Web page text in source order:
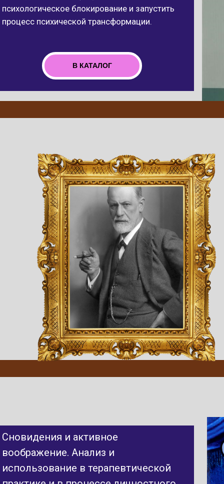
психологическое блокирование и запустить
процесс психической трансформации.
В КАТАЛОГ
Сновидения и активное
воображение. Анализ и
использование в терапевтической